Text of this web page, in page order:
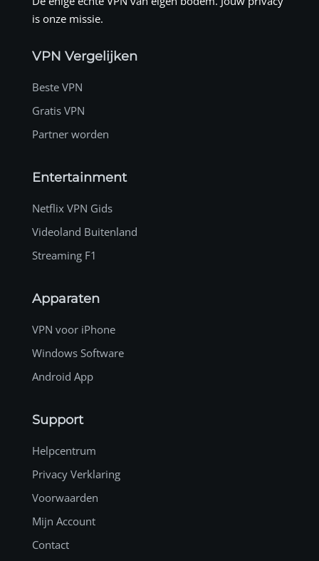
is onze missie.
VPN Vergelijken
Beste VPN
Gratis VPN
Partner worden
Entertainment
Netflix VPN Gids
Videoland Buitenland
Streaming F1
Apparaten
VPN voor iPhone
Windows Software
Android App
Support
Helpcentrum
Privacy Verklaring
Voorwaarden
Mijn Account
Contact